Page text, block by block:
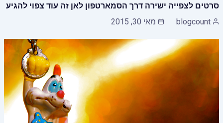
סרטים לצפייה ישירה דרך הסמארטפון לאן זה עוד צפוי להגיע
blogcount מאי 30, 2015